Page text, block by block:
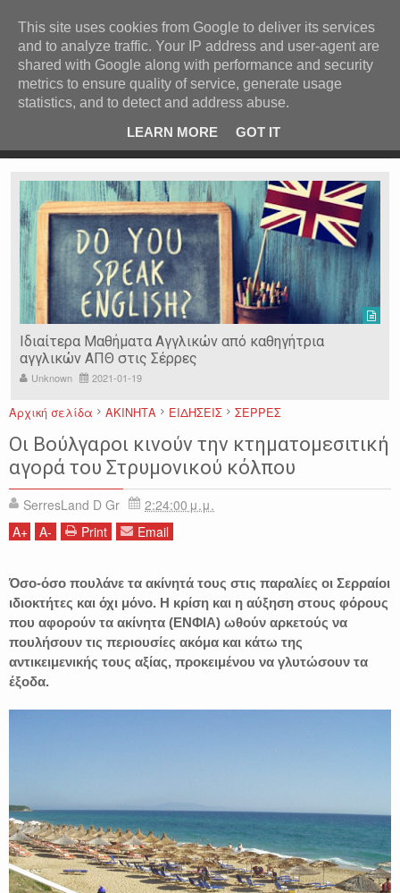
Ιερόσυλοι έκλεψαν τάματα από Ιερό Ναό στις Σέρρες
Ιδιαίτερα Μαθήματα Αγγλικών από καθηγήτρια
αγγλικών ΑΠΘ στις Σέρρες
Unknown 2021-01-19
Αρχική σελίδα ΑΚΙΝΗΤΑ ΕΙΔΗΣΕΙΣ ΣΕΡΡΕΣ
Οι Βούλγαροι κινούν την κτηματομεσιτική
αγορά του Στρυμονικού κόλπου
SerresLand D Gr
2:24:00 μ.μ.
A+ A- Print Email
Όσο-όσο πουλάνε τα ακίνητά τους στις παραλίες οι Σερραίοι
ιδιοκτήτες και όχι μόνο​. H κρίση και η αύξηση στους φόρους
που αφορούν τα ακίνητα (ΕΝΦΙΑ) ωθούν αρκετούς να
πουλήσουν τις περιουσίες ακόμα και κάτω της
αντικειμενικής τους αξίας, προκειμένου να γλυτώσουν τα
έξοδα.
ΚΕΝΤΡΙΚΗ ΑΝΑ ΚΑΤΗΓΟΡΙΑ
ΕΙΔΗΣΕΙΣ ΑΝΑ ΠΕΡΙΟΧΗ
ΠΡΟΣΦΑΤΑ ΝΕΑ
Ν. ΣΕΡΡΩΝ Η ΓΗ ΜΑΣ
ΤΥΧΑΙΕΣ ΑΝΑΡΤΗΣΕΙΣ/ΑΡΘΡΑ
Serres Racing Circuit
Panserraikos FC
Ikaroi B.C.
This site uses cookies from Google to deliver its services
and to analyze traffic. Your IP address and user-agent are
shared with Google along with performance and security
metrics to ensure quality of service, generate usage
statistics, and to detect and address abuse.
LEARN MORE
GOT IT